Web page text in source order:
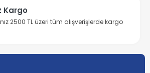
Kargo
2500 TL üzeri tüm alışverişlerde kargo